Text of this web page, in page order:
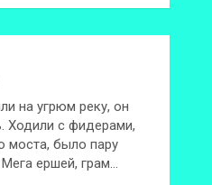
на угрюм реку, он
Ходили с фидерами,
моста, было пару
ершей, грам…